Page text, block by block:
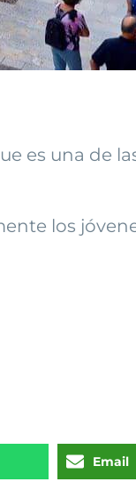
es una de
los
Email